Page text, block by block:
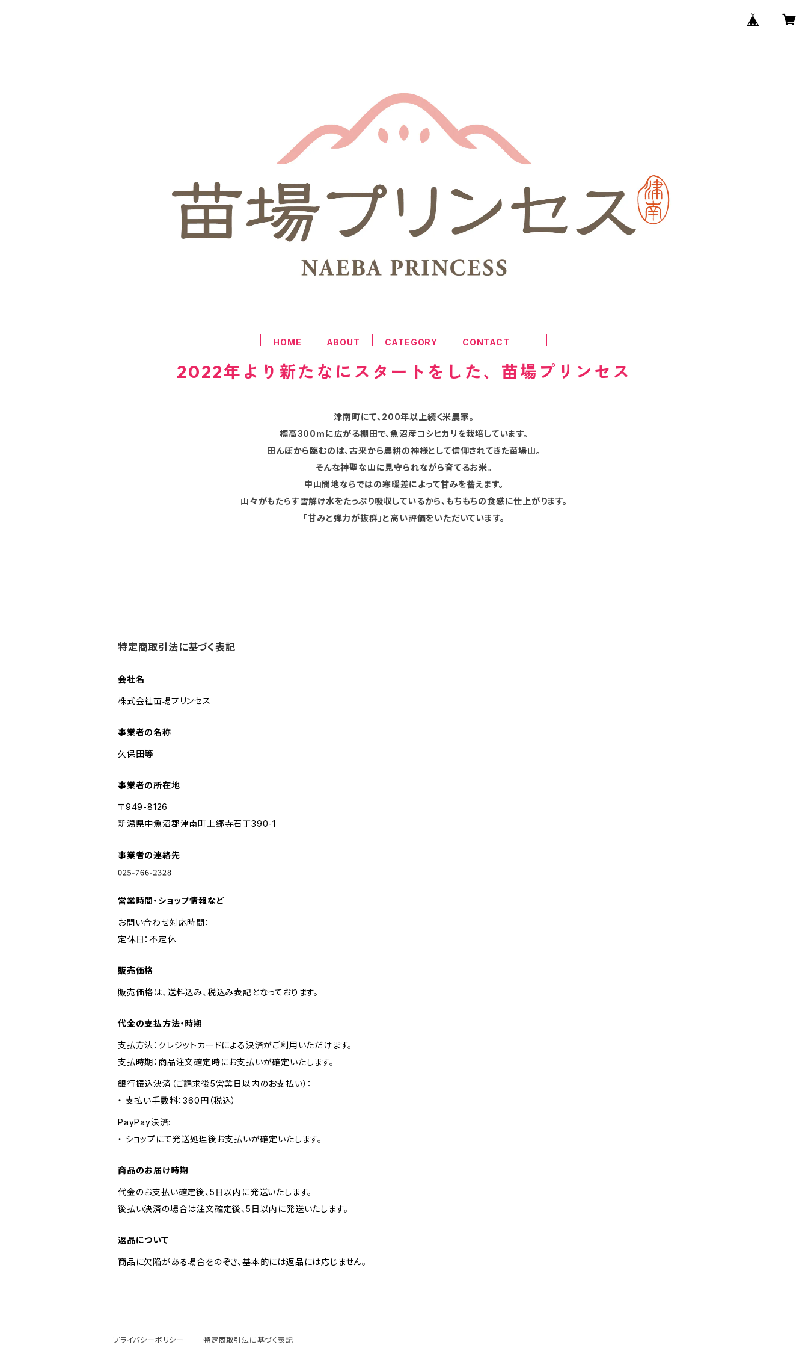
HOME ABOUT CATEGORY CONTACT
2022年より新たなにスタートをした、苗場プリンセス
津南町にて、200年以上続く米農家。
標高300mに広がる棚田で、魚沼産コシヒカリを栽培しています。
田んぼから臨むのは、古来から農耕の神様として信仰されてきた苗場山。
そんな神聖な山に見守られながら育てるお米。
中山間地ならではの寒暖差によって甘みを蓄えます。
山々がもたらす雪解け水をたっぷり吸収しているから、もちもちの食感に仕上がります。
「甘みと弾力が抜群」と高い評価をいただいています。
特定商取引法に基づく表記
会社名
株式会社苗場プリンセス
事業者の名称
久保田等
事業者の所在地
〒949-8126
新潟県中魚沼郡津南町上郷寺石丁390-1
事業者の連絡先
営業時間・ショップ情報など
お問い合わせ対応時間：
定休日：不定休
販売価格
販売価格は、送料込み、税込み表記となっております。
代金の支払方法・時期
支払方法：クレジットカードによる決済がご利用いただけます。
支払時期：商品注文確定時にお支払いが確定いたします。
銀行振込決済（ご請求後5営業日以内のお支払い）：
・ 支払い手数料：360円（税込）
PayPay決済:
・ ショップにて発送処理後お支払いが確定いたします。
商品のお届け時期
代金のお支払い確定後、5日以内に発送いたします。
後払い決済の場合は注文確定後、5日以内に発送いたします。
返品について
商品に欠陥がある場合をのぞき、基本的には返品には応じません。
プライバシーポリシー 特定商取引法に基づく表記